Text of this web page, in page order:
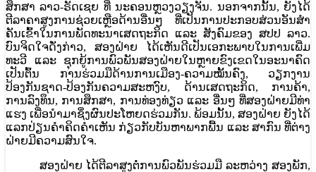
ສຶກສາ ລາວ-ຣັດເຊຍ ທີ່ ນະຄອນຫຼວງວຽງຈັນ. ນອກຈາກນັ້ນ, ຍັງໄດ້
ຕີລາຄາສູງການ​ຊ່ວຍເຫຼືອ​ດ້ານ​ອື່ນໆ ທີ່ເປັນການປະກອບສ່ວນອັນສໍາ
ຄັນເຂົ້າໃນການພັດທະນາເສດຖະກິດ ແລະ ສັງຄົມຂອງ ສປປ ລາວ.
ບົນຈິດໃຈດັ່ງກ່າວ, ສອງຝ່າຍ ໄດ້ເຫັນດີເປັນເອກະພາບໃນການເພີ່ມ
ທະວີ ແລະ ຊຸກຍູ້ການພົວພັນສອງຝ່າຍໃນຫຼາຍຂົງເຂດໃນອະນາຄົດ
ເປັນຕົ້ນ ການຮ່ວມມືດ້ານການເມືອງ-ຄວາມໝັ້ນຄົງ, ວຽກງານ
ປ້ອງກັນຊາດ-ປ້ອງກັນຄວາມສະຫງົບ, ດ້ານເສດຖະກິດ, ການຄ້າ,
ການລົງທຶນ, ການສຶກສາ, ການທ່ອງທ່ຽວ ແລະ ອື່ນໆ ທີ່ສອງຝ່າຍມີທ່າ
ແຮງ ເພື່ອນຳມາຊຶ່ງຜົນປະໂຫຍດຮ່ວມກັນ. ພ້ອມນັ້ນ, ສອງຝ່າຍ ຍັງໄດ້
ແລກປ່ຽນຄໍາຄິດຄໍາເຫັນ ກ່ຽວກັບບັນຫາພາກພື້ນ ແລະ ສາກົນ ທີ່​ຕ່າງ​
ຝ່າຍ​ມີ​ຄວາມ​ສົນ​ໃຈ.
ສອງຝ່າຍ ໄດ້ຕີລາສູງຕໍ່ການພົວພັນຮ່ວມມື ລະຫວ່າງ ສອງພັກ,